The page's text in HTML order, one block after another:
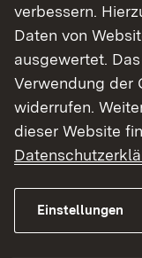
verbessern.
Daten von
ausgewertet.
Verwendung der
widerrufen.
dieser Website
Einstellungen